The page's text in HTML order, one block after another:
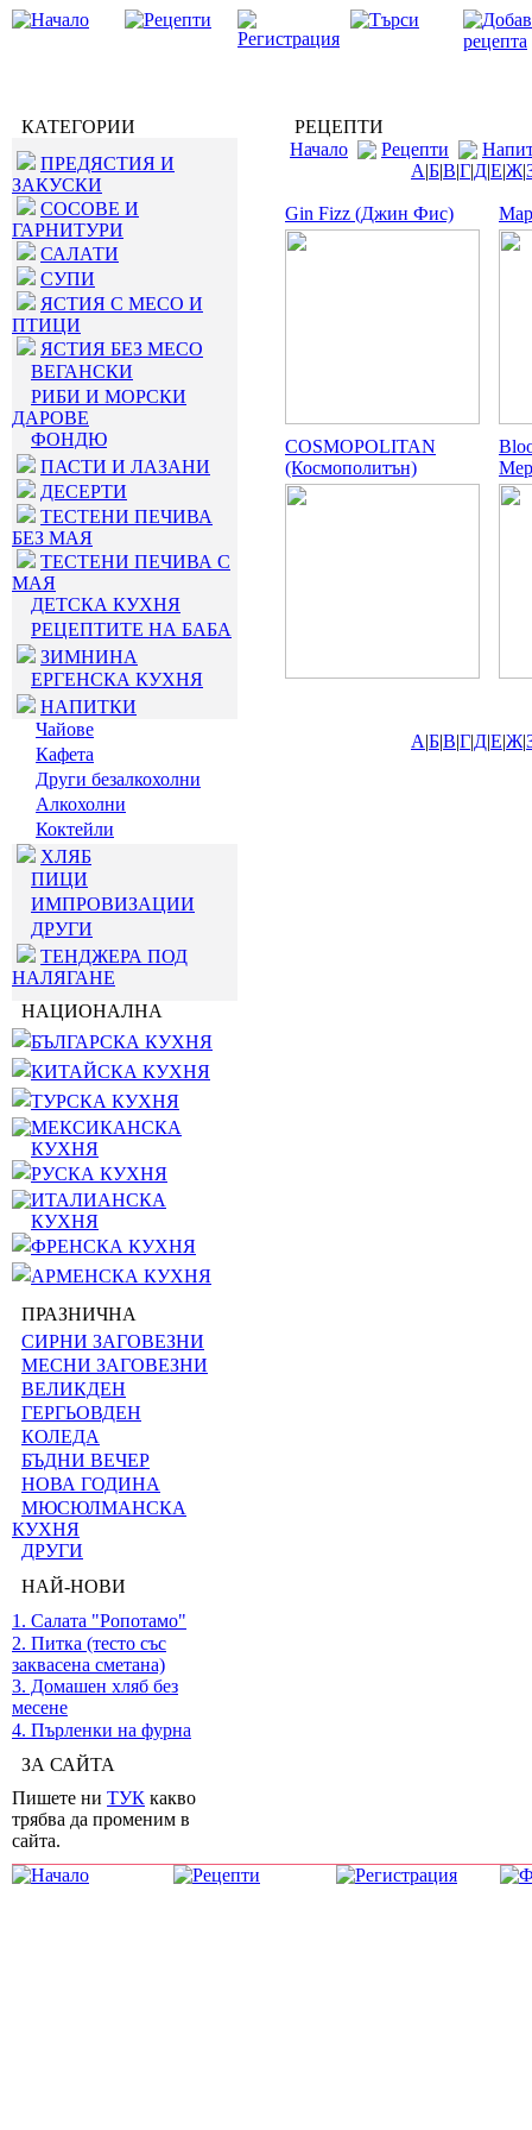
КАТЕГОРИИ
ПРЕДЯСТИЯ И
ЗАКУСКИ
СОСОВЕ И
ГАРНИТУРИ
САЛАТИ
СУПИ
ЯСТИЯ С МЕСО И
ПТИЦИ
ЯСТИЯ БЕЗ МЕСО
ВЕГАНСКИ
РИБИ И МОРСКИ
ДАРОВЕ
ФОНДЮ
ПАСТИ И ЛАЗАНИ
ДЕСЕРТИ
ТЕСТЕНИ ПЕЧИВА
БЕЗ МАЯ
ТЕСТЕНИ ПЕЧИВА С
МАЯ
ДЕТСКА КУХНЯ
РЕЦЕПТИТЕ НА БАБА
ЗИМНИНА
ЕРГЕНСКА КУХНЯ
НАПИТКИ
Чайове
Кафета
Други безалкохолни
Алкохолни
Коктейли
ХЛЯБ
ПИЦИ
ИМПРОВИЗАЦИИ
ДРУГИ
ТЕНДЖЕРА ПОД
НАЛЯГАНЕ
НАЦИОНАЛНА
БЪЛГАРСКА КУХНЯ
КИТАЙСКА КУХНЯ
ТУРСКА КУХНЯ
МЕКСИКАНСКА
КУХНЯ
РУСКА КУХНЯ
ИТАЛИАНСКА
КУХНЯ
ФРЕНСКА КУХНЯ
АРМЕНСКА КУХНЯ
ПРАЗНИЧНА
СИРНИ ЗАГОВЕЗНИ
МЕСНИ ЗАГОВЕЗНИ
ВЕЛИКДЕН
ГЕРГЬОВДЕН
КОЛЕДА
БЪДНИ ВЕЧЕР
НОВА ГОДИНА
МЮСЮЛМАНСКА
КУХНЯ
ДРУГИ
НАЙ-НОВИ
1. Салата "Ропотамо"
2. Питка (тесто със
заквасена сметана)
3. Домашен хляб без
месене
4. Пърленки на фурна
ЗА САЙТА
Пишете ни ТУК какво
трябва да променим в
сайта.
РЕЦЕПТИ
Начало
Рецепти
А|Б|В|Г|Д|Е|Ж|
Gin Fizz (Джин Фис)
COSMOPOLITAN
(Космополитън)
А|Б|В|Г|Д|Е|Ж|